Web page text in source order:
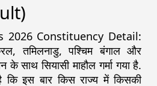
2026 Constituency Detail:
तमिलनाडु, पश्चिम बंगाल और
के साथ सियासी माहौल गर्मा गया है.
कि इस बार किस राज्य में किसकी